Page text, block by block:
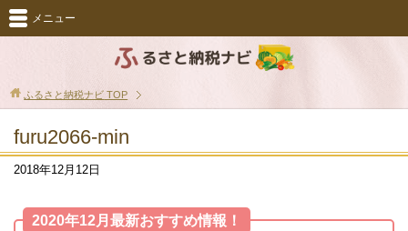
メニュー
ふるさと納税ナビ TOP
furu2066-min
2018年12月12日
2020年12月最新おすすめ情報！